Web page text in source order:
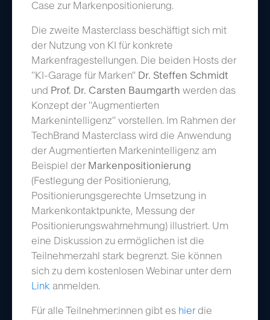
Case zur Markenpositionierung.
Die zweite Masterclass beschäftigt sich mit
der Nutzung von KI für konkrete
Markenfragestellungen. Die beiden Hosts der
"KI-Garage für Marken" Dr. Steffen Schmidt
und Prof. Dr. Carsten Baumgarth werden das
Konzept der "Augmentierten
Markenintelligenz" vorstellen. Im Rahmen der
TechBrand Masterclass wird die Anwendung
der Augmentierten Markenintelligenz am
Beispiel der Markenpositionierung
(Festlegung der Positionierung,
Positionierungsgerechte Umsetzung in
Markenkontaktpunkte, Messung der
Positionierungswahrnehmung) illustriert. Um
eine Diskussion zu ermöglichen ist die
Teilnehmerzahl stark begrenzt. Sie können
sich zu dem kostenlosen Webinar unter dem
Link anmelden.
Für alle Teilnehmer:innen gibt es hierdie